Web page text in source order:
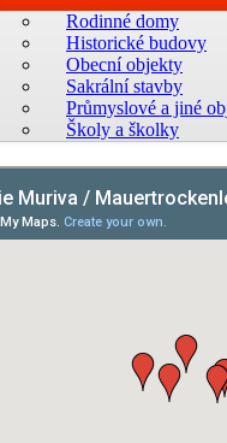
Rodinné domy
Historické budovy
Obecní objekty
Sakrální stavby
Průmyslové a jiné
Školy a školky